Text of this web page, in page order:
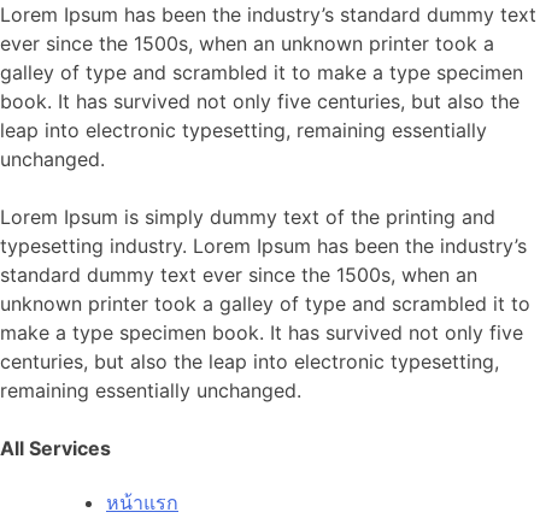
Lorem Ipsum has been the industry’s standard dummy text
ever since the 1500s, when an unknown printer took a
galley of type and scrambled it to make a type specimen
book. It has survived not only five centuries, but also the
leap into electronic typesetting, remaining essentially
unchanged.
Lorem Ipsum is simply dummy text of the printing and
typesetting industry. Lorem Ipsum has been the industry’s
standard dummy text ever since the 1500s, when an
unknown printer took a galley of type and scrambled it to
make a type specimen book. It has survived not only five
centuries, but also the leap into electronic typesetting,
remaining essentially unchanged.
All Services
หน้าแรก